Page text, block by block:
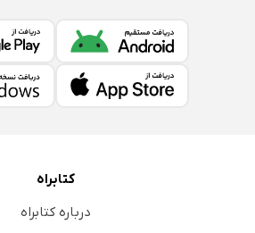
کتابراه
درباره کتابراه